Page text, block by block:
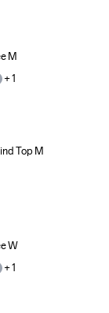
M
+ 1
Top M
W
+ 1